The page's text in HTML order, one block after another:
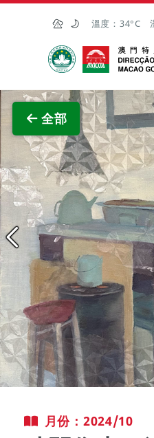
跳至主内容
溫度： 34°C
澳門特別行政區
全部
月份：2024/10